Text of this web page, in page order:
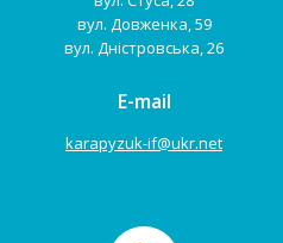
вул. Довженка, 59
вул. Дністровська, 26
E-mail
karapyzuk-if@ukr.net